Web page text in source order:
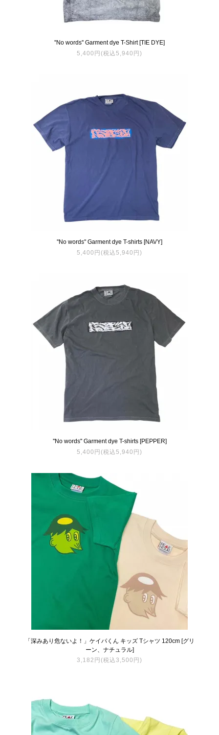
''No words'' Garment dye T-Shirt [TIE DYE]
5,400円(税込5,940円)
''No words'' Garment dye T-shirts [NAVY]
5,400円(税込5,940円)
''No words'' Garment dye T-shirts [PEPPER]
5,400円(税込5,940円)
「深みあり危ないよ！」ケイパくん キッズ Tシャツ 120cm [グリ
ーン、ナチュラル]
3,182円(税込3,500円)